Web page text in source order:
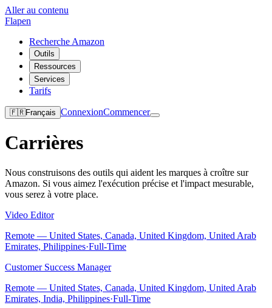
Aller au contenu
Flapen
Recherche Amazon
Outils
Ressources
Services
Tarifs
🇫🇷Français ConnexionCommencer
Carrières
Nous construisons des outils qui aident les marques à croître sur
Amazon. Si vous aimez l'exécution précise et l'impact mesurable,
vous serez à votre place.
Video Editor
Remote — United States, Canada, United Kingdom, United Arab
Emirates, Philippines·Full-Time
Customer Success Manager
Remote — United States, Canada, United Kingdom, United Arab
Emirates, India, Philippines·Full-Time